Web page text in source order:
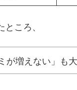
ころ、
増えない」も